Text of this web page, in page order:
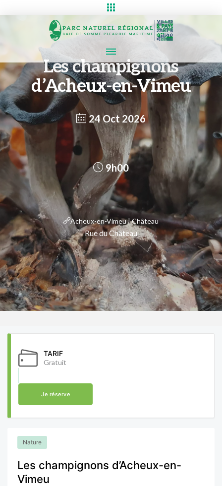
Les champignons
d’Acheux-en-Vimeu
24 Oct 2026
9h00
Acheux-en-Vimeu | Château
Rue du Château
TARIF
Gratuit
Je réserve
Nature
Les champignons d’Acheux-en-
Vimeu